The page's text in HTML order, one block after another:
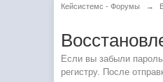
Кейсистемс - Форумы →
Если вы забыли
регистру. После